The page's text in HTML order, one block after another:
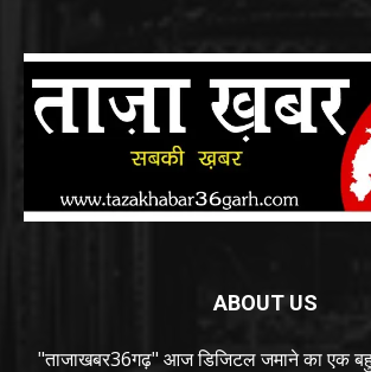
ABOUT US
"ताजाखबर36गढ़" आज डिजिटल जमाने का एक